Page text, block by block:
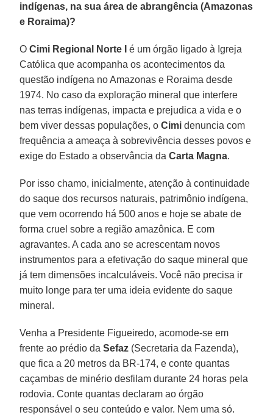
indígenas, na sua área de abrangência (Amazonas
e Roraima)?
OCimi Regional Norte I
é um órgão ligado à Igreja
Católica que acompanha os acontecimentos da
questão indígena no Amazonas e Roraima desde
1974. No caso da exploração mineral que interfere
nas terras indígenas, impacta e prejudica a vida e o
bem viver dessas populações, oCimi denuncia com
frequência a ameaça à sobrevivência desses povos e
exige do Estado a observância daCarta Magna.
Por isso chamo, inicialmente, atenção à continuidade
do saque dos recursos naturais, patrimônio indígena,
que vem ocorrendo há 500 anos e hoje se abate de
forma cruel sobre a região amazônica. E com
agravantes. A cada ano se acrescentam novos
instrumentos para a efetivação do saque mineral que
já tem dimensões incalculáveis. Você não precisa ir
muito longe para ter uma ideia evidente do saque
mineral.
Venha a Presidente Figueiredo, acomode-se em
frente ao prédio daSefaz (Secretaria da Fazenda),
que fica a 20 metros da BR-174, e conte quantas
caçambas de minério desfilam durante 24 horas pela
rodovia. Conte quantas declaram ao órgão
responsável o seu conteúdo e valor. Nem uma só.